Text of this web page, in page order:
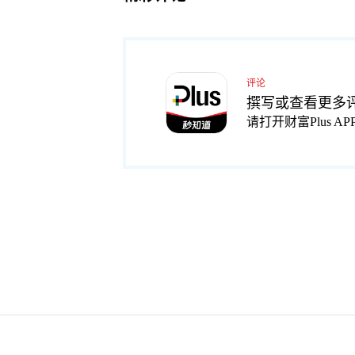
评论
撰写或查看更多
请打开财富Plus